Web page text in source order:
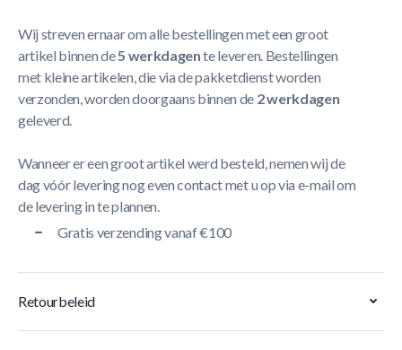
Wij streven ernaar om alle bestellingen met een groot
artikel binnen de5 werkdagente leveren. Bestellingen
met kleine artikelen, die via de pakketdienst worden
verzonden, worden doorgaans binnen de 2 werkdagen
geleverd.
Wanneer er een groot artikel werd besteld, nemen wij de
dag vóór levering nog even contact met u op via e-mail om
de levering in te plannen.
Gratis verzending vanaf €100
Retourbeleid